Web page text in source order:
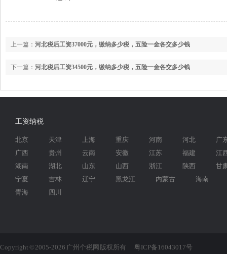
上一篇： 河北税后工资37000元，缴纳多少税，五险一金各交多少钱
下一篇： 河北税后工资34500元，缴纳多少税，五险一金各交多少钱
工资纳税
北京 天津 上海 重庆 河南 河北
广
广西
贵州 云南 安徽 江苏 福建
江
湖南
湖北 山东 山西 浙江 陕西
甘
宁夏
吉林 辽宁 黑龙江 内蒙古
海南
青海
四川
Copyright © 2005-2026 广州个税网 版权所有 粤ICP备16043017号